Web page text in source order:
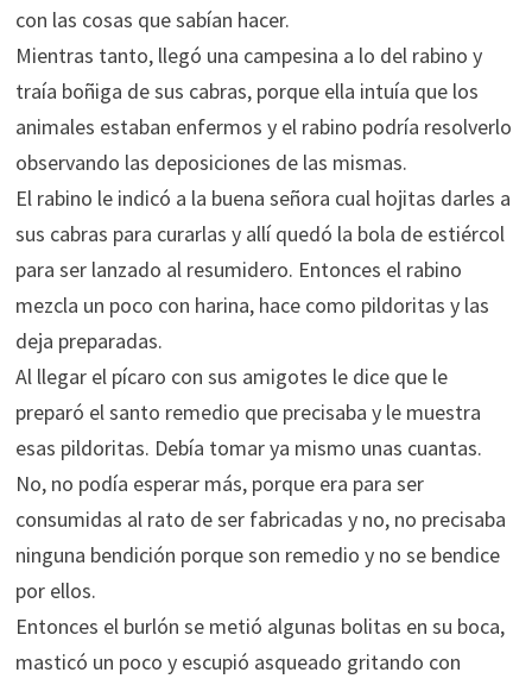
con las cosas que sabían hacer.
Mientras tanto, llegó una campesina a lo del rabino y
traía boñiga de sus cabras, porque ella intuía que los
animales estaban enfermos y el rabino podría resolverlo
observando las deposiciones de las mismas.
El rabino le indicó a la buena señora cual hojitas darles a
sus cabras para curarlas y allí quedó la bola de estiércol
para ser lanzado al resumidero. Entonces el rabino
mezcla un poco con harina, hace como pildoritas y las
deja preparadas.
Al llegar el pícaro con sus amigotes le dice que le
preparó el santo remedio que precisaba y le muestra
esas pildoritas. Debía tomar ya mismo unas cuantas.
No, no podía esperar más, porque era para ser
consumidas al rato de ser fabricadas y no, no precisaba
ninguna bendición porque son remedio y no se bendice
por ellos.
Entonces el burlón se metió algunas bolitas en su boca,
masticó un poco y escupió asqueado gritando con